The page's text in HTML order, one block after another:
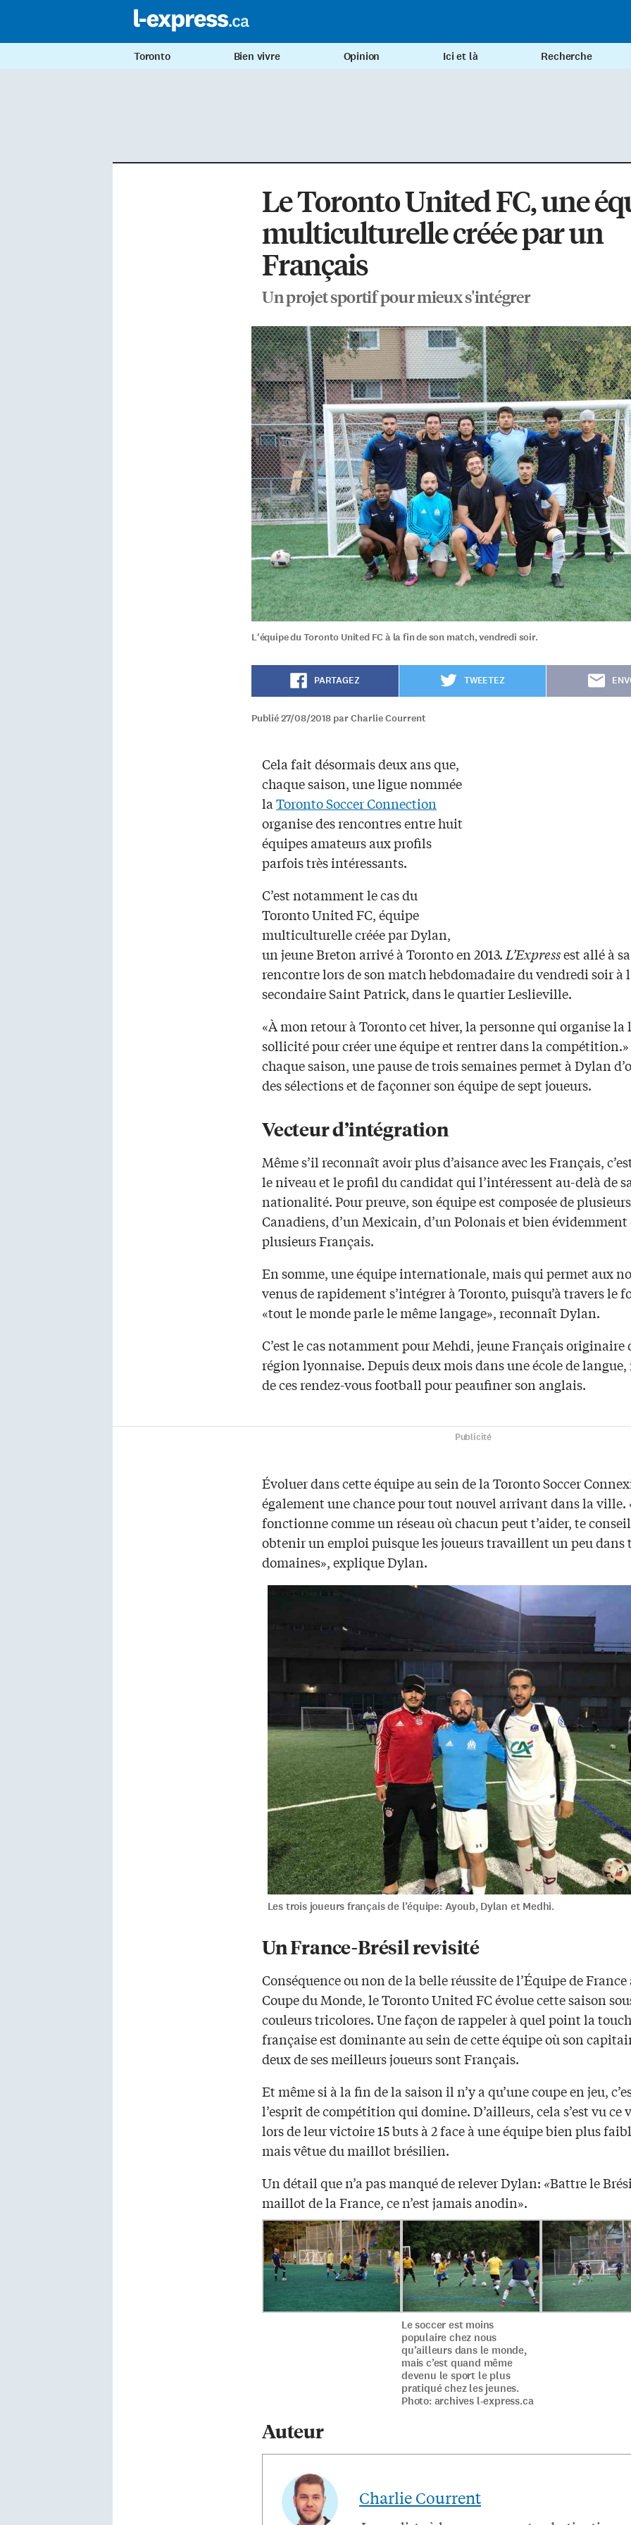
Toronto Bien vivre Opinion Ici et là Recherche
Le Toronto United FC, une
multiculturelle créée par un
Français
Un projet sportif pour mieux s'intégrer
L'équipe du Toronto United FC à la fin de son match, vendredi soir.
PARTAGEZ TWEETEZ
Publié 27/08/2018 par Charlie Courrent
Cela fait désormais deux ans que,
chaque saison, une ligue nommée
la Toronto Soccer Connection
organise des rencontres entre huit
équipes amateurs aux profils
parfois très intéressants.
C’est notamment le cas du
Toronto United FC, équipe
multiculturelle créée par Dylan,
un jeune Breton arrivé à Toronto en 2013. L’Expressest allé à sa
rencontre lors de son match hebdomadaire du vendredi soir à
secondaire Saint Patrick, dans le quartier Leslieville.
«À mon retour à Toronto cet hiver, la personne qui organise la
sollicité pour créer une équipe et rentrer dans la
chaque saison, une pause de trois semaines permet à Dylan
des sélections et de façonner son équipe de sept joueurs.
Vecteur d’intégration
Même s’il reconnaît avoir plus d’aisance avec les Français,
le niveau et le profil du candidat qui l’intéressent au-delà de
nationalité. Pour preuve, son équipe est composée de plusieurs
Canadiens, d’un Mexicain, d’un Polonais et bien évidemment
plusieurs Français.
En somme, une équipe internationale, mais qui permet aux
venus de rapidement s’intégrer à Toronto, puisqu’à travers le
«tout le monde parle le même langage», reconnaît Dylan.
C’est le cas notamment pour Mehdi, jeune Français originaire
région lyonnaise. Depuis deux mois dans une école de langue,
de ces rendez-vous football pour peaufiner son anglais.
Publicité
Évoluer dans cette équipe au sein de la Toronto Soccer
également une chance pour tout nouvel arrivant dans la ville.
fonctionne comme un réseau où chacun peut t’aider, te
obtenir un emploi puisque les joueurs travaillent un peu dans
domaines», explique Dylan.
Les trois joueurs français de l’équipe: Ayoub, Dylan et Medhi.
Un France-Brésil revisité
Conséquence ou non de la belle réussite de l’Équipe de France
Coupe du Monde, le Toronto United FC évolue cette saison
couleurs tricolores. Une façon de rappeler à quel point la
française est dominante au sein de cette équipe où son
deux de ses meilleurs joueurs sont Français.
Et même si à la fin de la saison il n’y a qu’une coupe en jeu,
l’esprit de compétition qui domine. D’ailleurs, cela s’est vu ce
lors de leur victoire 15 buts à 2 face à une équipe bien plus
mais vêtue du maillot brésilien.
Un détail que n’a pas manqué de relever Dylan: «Battre le
maillot de la France, ce n’est jamais anodin».
Le soccer est moins
populaire chez nous
qu’ailleurs dans le monde,
mais c’est quand même
devenu le sport le plus
pratiqué chez les jeunes.
Photo: archives l-express.ca
Auteur
Charlie Courrent